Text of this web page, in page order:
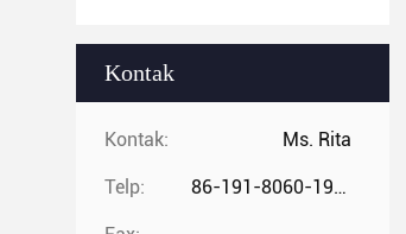
Kontak
Kontak: Ms. Rita
Telp: 86-191-8060-1981